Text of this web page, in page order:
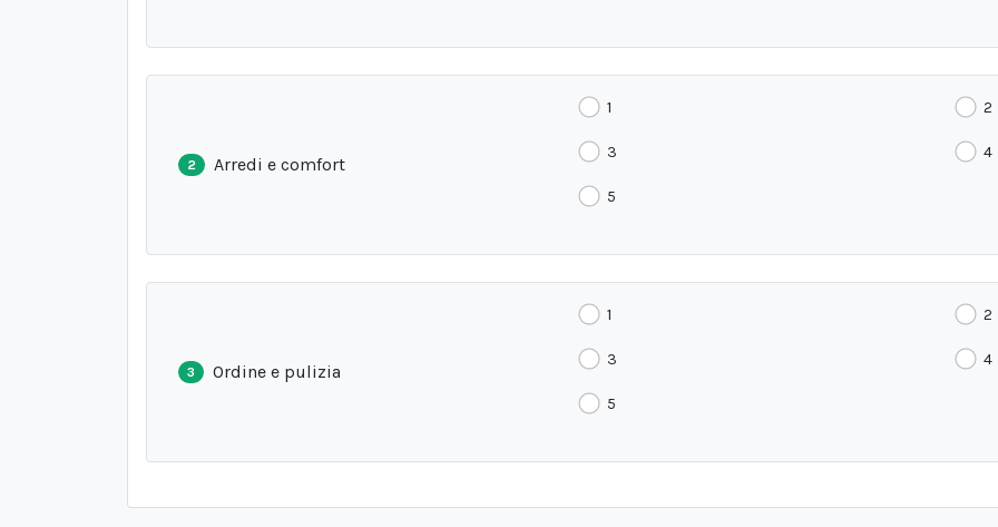
2 Arredi e comfort
1 2
3 4
5
3 Ordine e pulizia
1 2
3 4
5